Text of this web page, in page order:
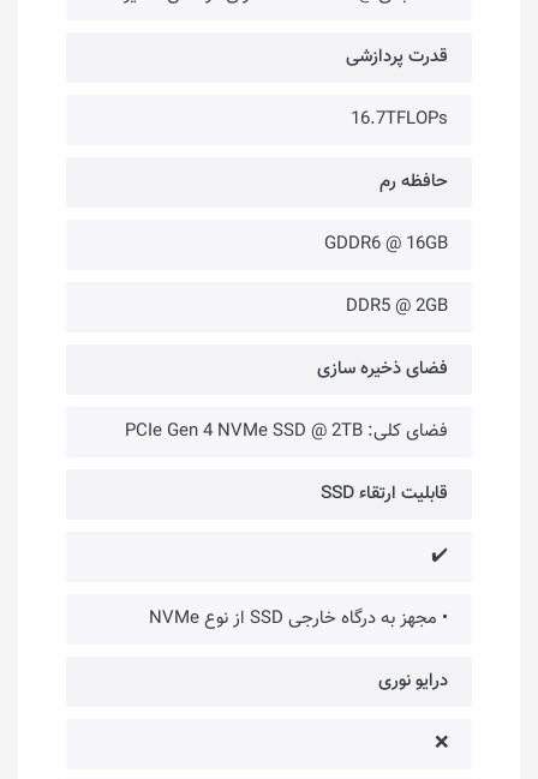
قدرت پردازشی
16.7TFLOPs
حافظه رم
GDDR6 @ 16GB
DDR5 @ 2GB
فضای ذخیره ‌سازی
فضای کلی: PCIe Gen 4 NVMe SSD @ 2TB
قابلیت ارتقاء SSD
✔️
• مجهز به درگاه خارجی SSD از نوع NVMe
درایو نوری
❌